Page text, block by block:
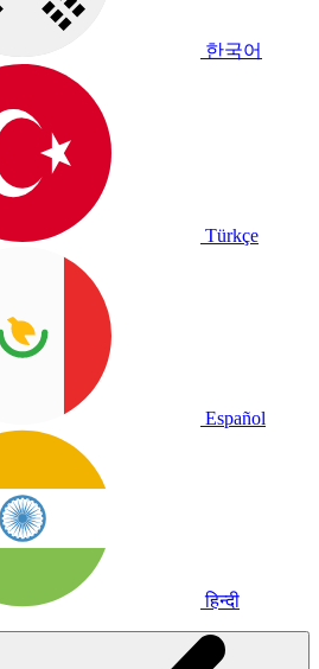
한국어
Türkçe
Español
हिन्दी